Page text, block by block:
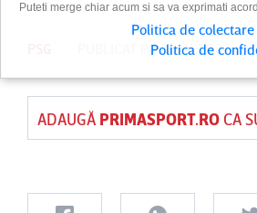
PUBLICAT PE 9 IAN 2022
ADAUGĂ PRIMASPORT.ROCA
Puteti merge chiar acum si sa va exprimati
Politica de
Politica de